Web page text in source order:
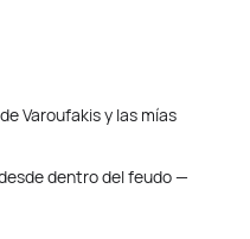
Varoufakis y las mías
dentro del feudo —